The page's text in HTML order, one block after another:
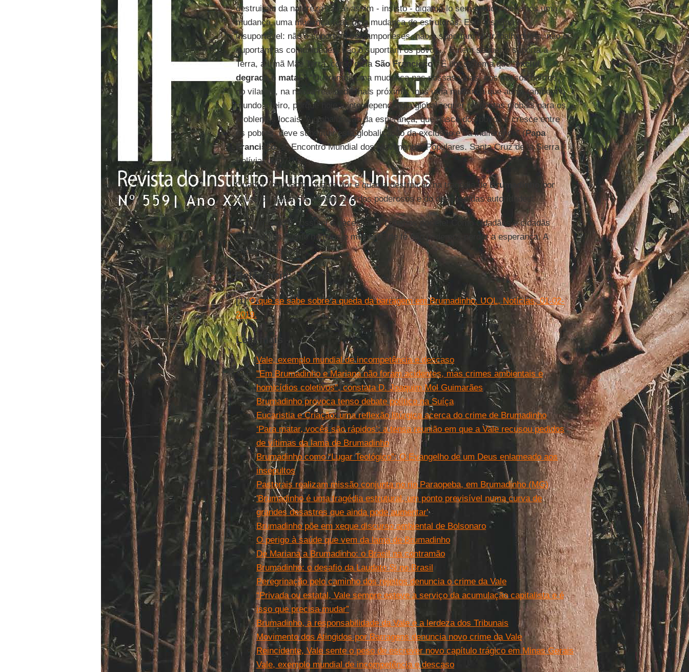
destruição da natureza? Se é assim - insisto - digamo-lo sem medo: queremos uma
mudança, uma mudança real, uma mudança de estruturas. Este sistema é
insuportável: não o suportam os camponeses, não o suportam os trabalhadores, não o
suportam as comunidades, não o suportam os povos... E nem sequer o suporta a
Terra, a irmã Mãe Terra, como dizia São Francisco”. É um sistema que “exclui,
degrada e mata!”. “Queremos uma mudança nas nossas vidas, nos nossos bairros,
no vilarejo, na nossa realidade mais próxima; mas uma mudança que atinja também o
mundo inteiro, porque hoje a interdependência global requer respostas globais para os
problemas locais. A globalização da esperança, que nasce dos povos e cresce entre
os pobres, deve substituir esta globalização da exclusão e da indiferença” (Papa
Francisco. 2º Encontro Mundial dos Movimentos Populares. Santa Cruz de la Sierra -
Bolívia, 09/07/15).
Quanto sofrimento, quanta dor e quanta destruição na tragédia deBrumadinho por
causa da ganância por dinheiro dos poderosos e do descaso das autoridades!
Outro mundo é possível e necessário! Lutemos por ele! Como cidadãos e cidadãs
conscientes, como homens e mulheres de fé não podemos perder a esperança. A
vitória é nossa!
Referência:
[1] O que se sabe sobre a queda da barragem em Brumadinho. UOL, Notícias, 01-02-
2019.
Leia mais
Vale, exemplo mundial de incompetência e descaso
"Em Brumadinho e Mariana não foram acidentes, mas crimes ambientais e
homicídios coletivos", constata D. Joaquim Mol Guimarães
Brumadinho provoca tenso debate político na Suíça
Eucaristia e Criação: uma reflexão litúrgica acerca do crime de Brumadinho
‘Para matar, vocês são rápidos’: a tensa reunião em que a Vale recusou pedidos
de vítimas da lama de Brumadinho
Brumadinho como “Lugar Teológico”: O Evangelho de um Deus enlameado aos
insepultos
Pastorais realizam missão conjunta no rio Paraopeba, em Brumadinho (MG)
'Brumadinho é uma tragédia estrutural, um ponto previsível numa curva de
grandes desastres que ainda pode aumentar'
Brumadinho põe em xeque discurso ambiental de Bolsonaro
O perigo à saúde que vem da lama de Brumadinho
De Mariana a Brumadinho: o Brasil na contramão
Brumadinho: o desafio da Laudato Si no Brasil
Peregrinação pelo caminho dos rejeitos denuncia o crime da Vale
“Privada ou estatal, Vale sempre esteve a serviço da acumulação capitalista e é
isso que precisa mudar”
Brumadinho, a responsabilidade da Vale e a lerdeza dos Tribunais
Movimento dos Atingidos por Barragens denuncia novo crime da Vale
Reincidente, Vale sente o peso de escrever novo capítulo trágico em Minas Gerais
Vale, exemplo mundial de incompetência e descaso